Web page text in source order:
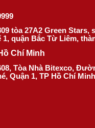
tòa 27A2 Green Stars,
quận Bắc Từ Liêm,
Chí Minh
Tòa Nhà Bitexco,
Quận 1, TP Hồ Chí Minh